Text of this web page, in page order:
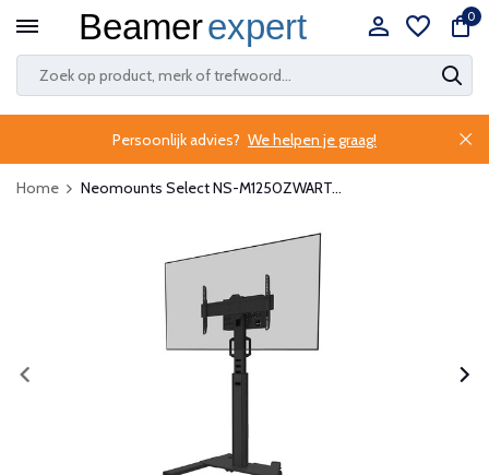
0
Persoonlijk advies? We helpen je graag!
Home Neomounts Select NS-M1250ZWART...